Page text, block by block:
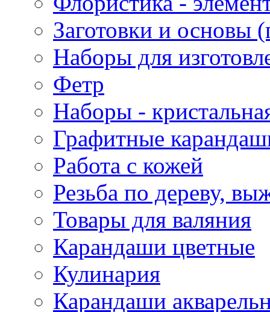
Заготовки и основы
Наборы для
Фетр
Наборы -
Графитные
Работа с кожей
Резьба по дереву,
Товары для валяния
Карандаши цветные
Кулинария
Карандаши